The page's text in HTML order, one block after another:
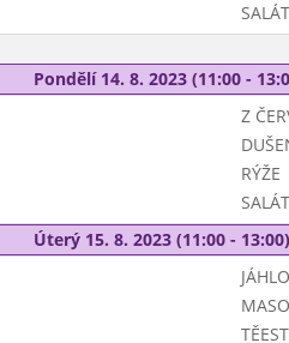
Pondělí 14. 8. 2023 (11:00 -
Z
RÝŽE
Úterý 15. 8. 2023 (11:00 - 13:00)